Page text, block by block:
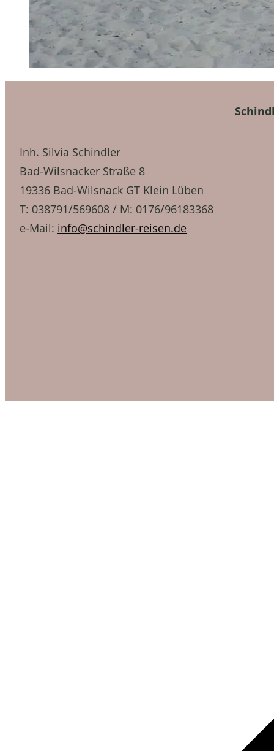
Inh. Silvia Schindler
Bad-Wilsnacker Straße 8
19336 Bad-Wilsnack GT Klein Lüben
T: 038791/569608 / M: 0176/96183368
e-Mail: info@schindler-reisen.de